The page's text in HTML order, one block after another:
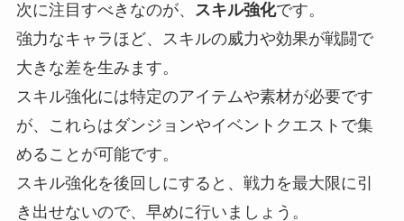
次に注目すべきなのが、 スキル強化です。
強力なキャラほど、スキルの威力や効果が戦闘で
大きな差を生みます。
スキル強化には特定のアイテムや素材が必要です
が、これらはダンジョンやイベントクエストで集
めることが可能です。
スキル強化を後回しにすると、戦力を最大限に引
き出せないので、早めに行いましょう。